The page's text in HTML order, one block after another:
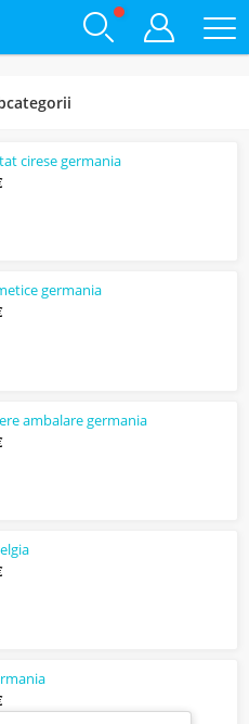
cirese germania
germania
ambalare germania